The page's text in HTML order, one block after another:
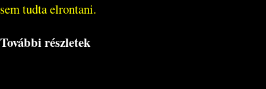
sem tudta elrontani.
További részletek